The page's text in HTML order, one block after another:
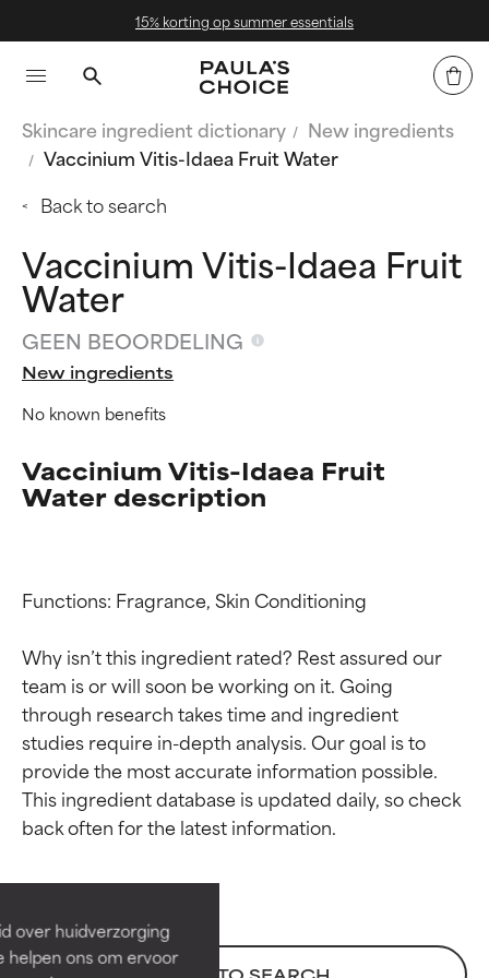
over huidverzorging
helpen ons om ervoor
Gratis verzending
Skincare ingredient dictionary
New ingredients
Vaccinium Vitis-Idaea Fruit Water
Back to search
Vaccinium Vitis-Idaea Fruit
Water
GEEN BEOORDELING
New ingredients
No known benefits
Vaccinium Vitis-Idaea Fruit
Water description
Functions: Fragrance, Skin Conditioning
Why isn’t this ingredient rated? Rest assured our
team is or will soon be working on it. Going
through research takes time and ingredient
studies require in-depth analysis. Our goal is to
provide the most accurate information possible.
This ingredient database is updated daily, so check
Beoordelingen van
ingrediënten
Bewezen en ondersteund door
onafhankelijk onderzoek.
Beoordelingen van
ingrediënten
Bewezen en ondersteund door
onafhankelijk onderzoek.